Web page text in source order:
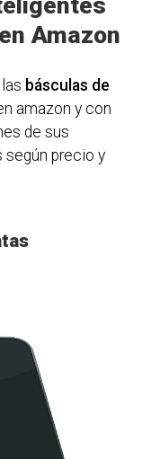
Amazon
básculas de
amazon y con
de sus
según precio y